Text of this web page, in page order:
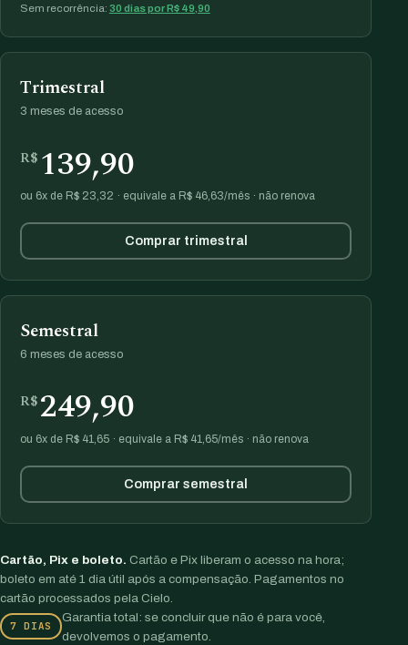
Sem recorrência: 30 dias por R$ 49,90
Trimestral
3 meses de acesso
R$ 139,90
ou 6x de R$ 23,32 · equivale a R$ 46,63/mês · não renova
Comprar trimestral
Semestral
6 meses de acesso
R$249,90
ou 6x de R$ 41,65 · equivale a R$ 41,65/mês · não renova
Comprar semestral
Cartão, Pix e boleto. Cartão e Pix liberam o acesso na hora;
boleto em até 1 dia útil após a compensação. Pagamentos no
cartão processados pela Cielo.
7 DIAS
Garantia total: se concluir que não é para você,
devolvemos o pagamento.